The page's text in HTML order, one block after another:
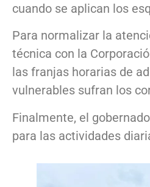
cuando se aplican los
Para normalizar la
técnica con la
las franjas horarias de
vulnerables sufran los
Finalmente, el
para las actividades